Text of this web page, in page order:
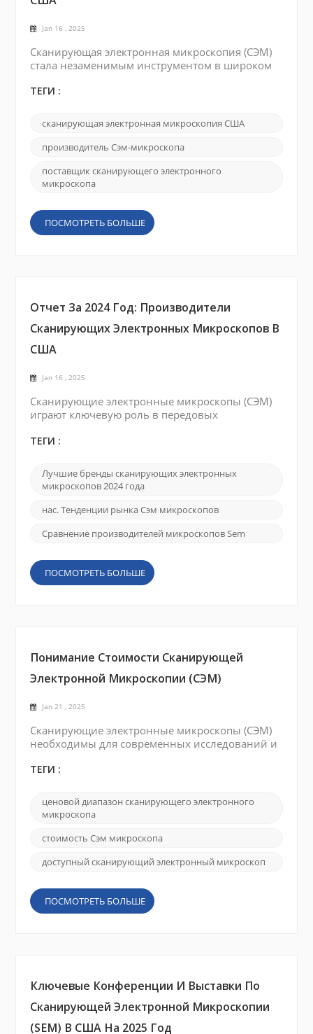
Jan 16 , 2025
Сканирующая электронная микроскопия (СЭМ)
стала незаменимым инструментом в широком
электронику, биологию и нанотехнологии. В
исследовательских учреждениях,
промышленных лабораториях и службах
контроля качества для обеспечения
точного анализа. В этой динамичной и
быстрорастущей области CIQT...
ТЕГИ :
сканирующая электронная микроскопия США
производитель Сэм-микроскопа
поставщик сканирующего электронного
микроскопа
ПОСМОТРЕТЬ БОЛЬШЕ
Отчет За 2024 Год: Производители
Сканирующих Электронных Микроскопов В
США
Jan 16 , 2025
Сканирующие электронные микроскопы (СЭМ)
играют ключевую роль в передовых
предлагая беспрецедентные возможности
в материаловедении, науках о жизни и
полупроводниковой промышленности
ускоряются, технология SEM стала
краеугольным камнем точного анализа. В этом
игроки рынк...
ТЕГИ :
Лучшие бренды сканирующих электронных
микроскопов 2024 года
нас. Тенденции рынка Сэм микроскопов
Сравнение производителей микроскопов Sem
ПОСМОТРЕТЬ БОЛЬШЕ
Понимание Стоимости Сканирующей
Электронной Микроскопии (СЭМ)
Jan 21 , 2025
Сканирующие электронные микроскопы (СЭМ)
необходимы для современных исследований и
позволяют получать детальные изображения и
инвестировать в сканирующий электронный
микроскоп — это серьезное решение, и
понимание структуры его цен имеет решающее
значение для потенциальных покупателей. В
ТЕГИ :
ценовой диапазон сканирующего электронного
микроскопа
стоимость Сэм микроскопа
доступный сканирующий электронный микроскоп
ПОСМОТРЕТЬ БОЛЬШЕ
Ключевые Конференции И Выставки По
Сканирующей Электронной Микроскопии
(SEM) В США На 2025 Год